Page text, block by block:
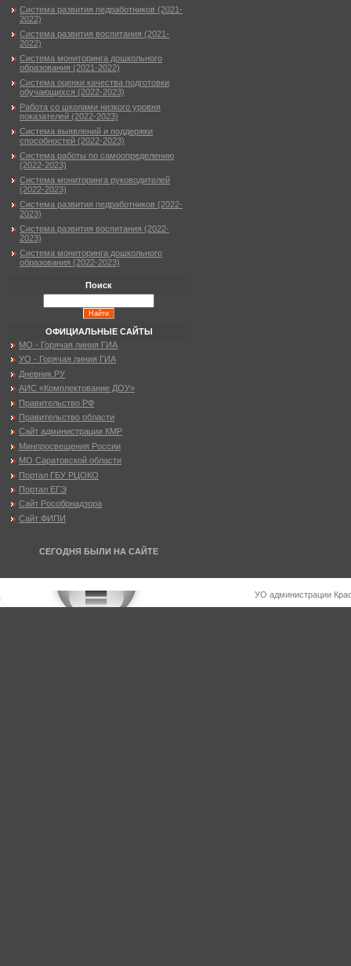
Система развития педработников (2021-
2022)
Система развития воспитания (2021-
2022)
Система мониторинга дошкольного
образования (2021-2022)
Система оценки качества подготовки
обучающихся (2022-2023)
Работа со школами низкого уровня
показателей (2022-2023)
Система выявлений и поддержки
способностей (2022-2023)
Система работы по самоопределению
(2022-2023)
Система мониторинга руководителей
(2022-2023)
Система развития педработников (2022-
2023)
Система развития воспитания (2022-
2023)
Система мониторинга дошкольного
образования (2022-2023)
Поиск
ОФИЦИАЛЬНЫЕ САЙТЫ
МО - Горячая линия ГИА
УО - Горячая линия ГИА
Дневник.РУ
АИС «Комплектование ДОУ»
Правительство РФ
Правительство области
Сайт администрации КМР
Минпросвещения России
МО Саратовской области
Портал ГБУ РЦОКО
Портал ЕГЭ
Сайт Рособрнадзора
Сайт ФИПИ
СЕГОДНЯ БЫЛИ НА САЙТЕ
УО администрации